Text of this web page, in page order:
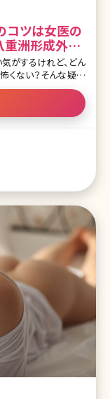
コツは女医の
重洲形成外
がするけれど、どん
くない？そんな疑問
の原かや先生にお
訣」や、信頼できる
編、スタート! ▼原か
たときに綺麗でいら
ニックの高梨先生い
です。エイジングの
て、若返る施術を考